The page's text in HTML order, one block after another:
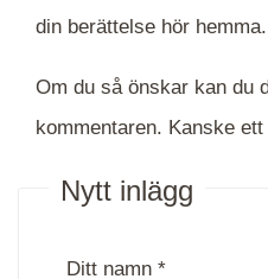
din berättelse hör hemma.
Om du så önskar kan du
kommentaren. Kanske
Nytt inlägg
Ditt namn *